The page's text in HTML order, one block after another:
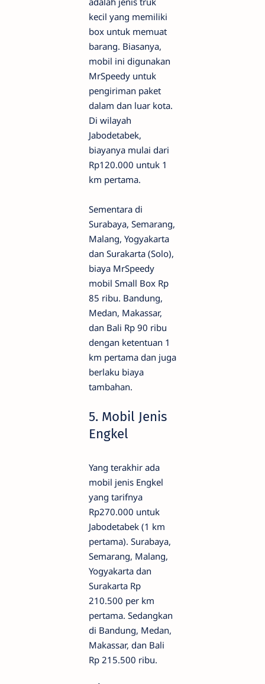
kecil yang memiliki
box untuk memuat
barang. Biasanya,
mobil ini digunakan
MrSpeedy untuk
pengiriman paket
dalam dan luar kota.
Di wilayah
Jabodetabek,
biayanya mulai dari
Rp120.000 untuk 1
km pertama.
Sementara di
Surabaya, Semarang,
Malang, Yogyakarta
dan Surakarta (Solo),
biaya MrSpeedy
mobil Small Box Rp
85 ribu. Bandung,
Medan, Makassar,
dan Bali Rp 90 ribu
dengan ketentuan 1
km pertama dan juga
berlaku biaya
tambahan.
5. Mobil Jenis
Engkel
Yang terakhir ada
mobil jenis Engkel
yang tarifnya
Rp270.000 untuk
Jabodetabek (1 km
pertama). Surabaya,
Semarang, Malang,
Yogyakarta dan
Surakarta Rp
210.500 per km
pertama. Sedangkan
di Bandung, Medan,
Makassar, dan Bali
Rp 215.500 ribu.